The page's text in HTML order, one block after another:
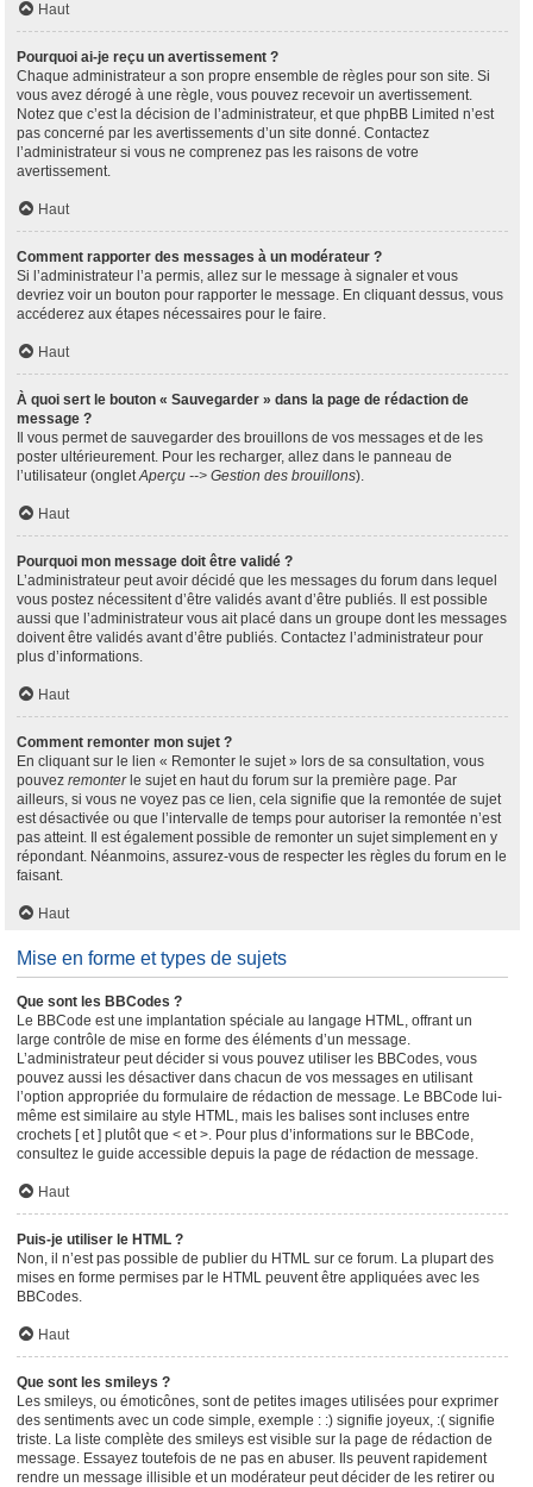
Haut
Pourquoi ai-je reçu un avertissement ?
Chaque administrateur a son propre ensemble de règles pour son site. Si
vous avez dérogé à une règle, vous pouvez recevoir un avertissement.
Notez que c’est la décision de l’administrateur, et que phpBB Limited n’est
pas concerné par les avertissements d’un site donné. Contactez
l’administrateur si vous ne comprenez pas les raisons de votre
avertissement.
Haut
Comment rapporter des messages à un modérateur ?
Si l’administrateur l’a permis, allez sur le message à signaler et vous
devriez voir un bouton pour rapporter le message. En cliquant dessus, vous
accéderez aux étapes nécessaires pour le faire.
Haut
À quoi sert le bouton « Sauvegarder » dans la page de rédaction de
message ?
Il vous permet de sauvegarder des brouillons de vos messages et de les
poster ultérieurement. Pour les recharger, allez dans le panneau de
l’utilisateur (ongletAperçu --> Gestion des brouillons).
Haut
Pourquoi mon message doit être validé ?
L’administrateur peut avoir décidé que les messages du forum dans lequel
vous postez nécessitent d’être validés avant d’être publiés. Il est possible
aussi que l’administrateur vous ait placé dans un groupe dont les messages
doivent être validés avant d’être publiés. Contactez l’administrateur pour
plus d’informations.
Haut
Comment remonter mon sujet ?
En cliquant sur le lien « Remonter le sujet » lors de sa consultation, vous
pouvez remonterle sujet en haut du forum sur la première page. Par
ailleurs, si vous ne voyez pas ce lien, cela signifie que la remontée de sujet
est désactivée ou que l’intervalle de temps pour autoriser la remontée n’est
pas atteint. Il est également possible de remonter un sujet simplement en y
répondant. Néanmoins, assurez-vous de respecter les règles du forum en le
faisant.
Haut
Mise en forme et types de sujets
Que sont les BBCodes ?
Le BBCode est une implantation spéciale au langage HTML, offrant un
large contrôle de mise en forme des éléments d’un message.
L’administrateur peut décider si vous pouvez utiliser les BBCodes, vous
pouvez aussi les désactiver dans chacun de vos messages en utilisant
l’option appropriée du formulaire de rédaction de message. Le BBCode lui-
même est similaire au style HTML, mais les balises sont incluses entre
crochets [ et ] plutôt que < et >. Pour plus d’informations sur le BBCode,
consultez le guide accessible depuis la page de rédaction de message.
Haut
Puis-je utiliser le HTML ?
Non, il n’est pas possible de publier du HTML sur ce forum. La plupart des
mises en forme permises par le HTML peuvent être appliquées avec les
BBCodes.
Haut
Que sont les smileys ?
Les smileys, ou émoticônes, sont de petites images utilisées pour exprimer
des sentiments avec un code simple, exemple : :) signifie joyeux, :( signifie
triste. La liste complète des smileys est visible sur la page de rédaction de
message. Essayez toutefois de ne pas en abuser. Ils peuvent rapidement
rendre un message illisible et un modérateur peut décider de les retirer ou